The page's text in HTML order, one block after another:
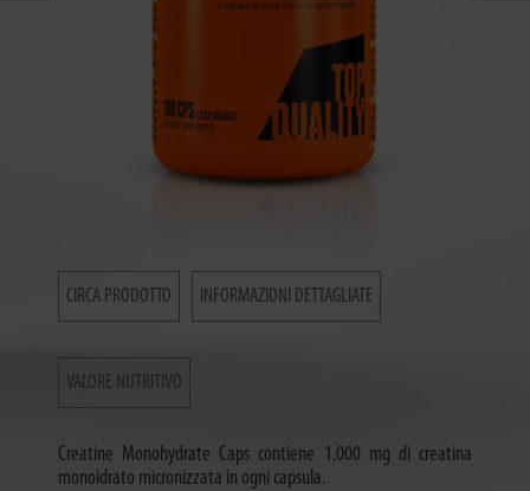
CIRCA PRODOTTO INFORMAZIONI DETTAGLIATE
VALORE NUTRITIVO
Creatine Monohydrate Caps contiene 1.000 mg di creatina
monoidrato micronizzata in ogni capsula.